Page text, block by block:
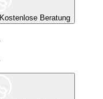
Kostenlose Beratung